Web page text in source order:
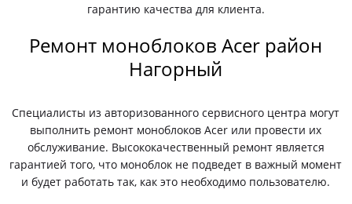
гарантию качества для клиента.
Ремонт моноблоков Acer район
Нагорный
Специалисты из авторизованного сервисного центра могут
выполнить ремонт моноблоков Acer или провести их
обслуживание. Высококачественный ремонт является
гарантией того, что моноблок не подведет в важный момент
и будет работать так, как это необходимо пользователю.